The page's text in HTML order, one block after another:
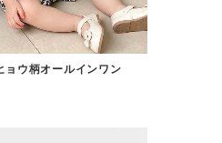
ウ柄オールインワン